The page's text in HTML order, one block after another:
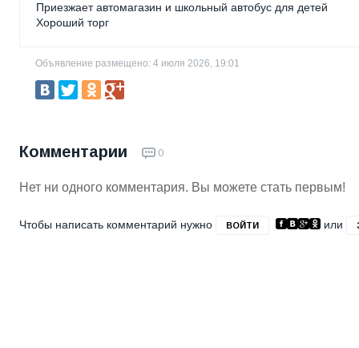
Приезжает автомагазин и школьный автобус для детей
Хороший торг
Объявление размещено: 4 июля 2026, 19:01
Комментарии 0
Нет ни одного комментария. Вы можете стать первым!
Чтобы написать комментарий нужно ВОЙТИ или